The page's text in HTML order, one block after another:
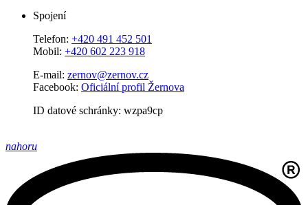
Spojení
Telefon: +420 491 452 501
Mobil: +420 602 223 918
E-mail: zernov@zernov.cz
Facebook: Oficiální profil Žernova
ID datové schránky: wzpa9cp
nahoru